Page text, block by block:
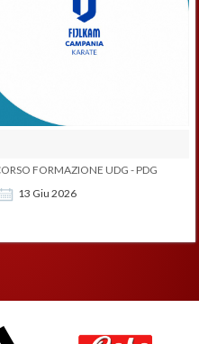
13 Giu 2026
FORMAZIONE UDG - PDG